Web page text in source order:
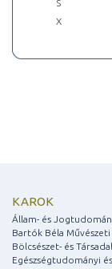
S
X
KAROK
Állam- és
Bartók Béla Művészeti
Bölcsészet- és
Egészségtudományi és